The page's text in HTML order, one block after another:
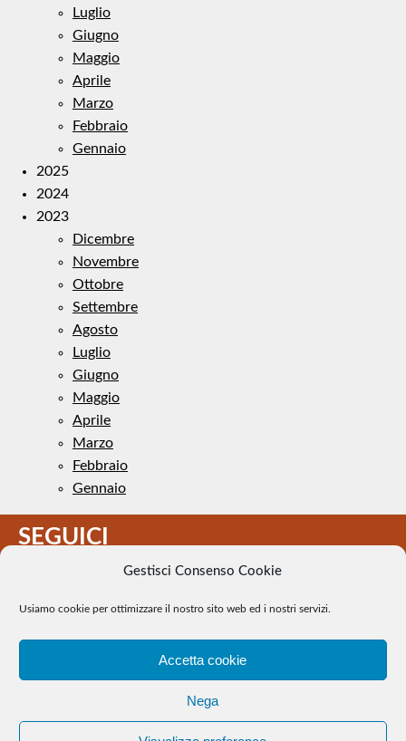
Gestisci Consenso Cookie
Usiamo cookie per ottimizzare il nostro sito web ed i nostri servizi.
Accetta cookie
Nega
Luglio
Giugno
Maggio
Aprile
Marzo
Febbraio
Gennaio
2025
2024
2023
Dicembre
Novembre
Ottobre
Settembre
Agosto
Luglio
Giugno
Maggio
Aprile
Marzo
Febbraio
Gennaio
SEGUICI
pubblico dominio. Se il loro uso costituisce una violazione dei